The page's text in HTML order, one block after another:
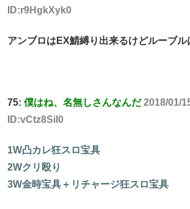
ID:r9HgkXyk0
アンブロはEX鯖縛り出来るけどルーブル
75: 僕はね、名無しさんなんだ 2018/01/
ID:vCtz8SiI0
1W凸カレ狂スロ宝具
2Wクリ殴り
3W金時宝具＋リチャージ狂スロ宝具